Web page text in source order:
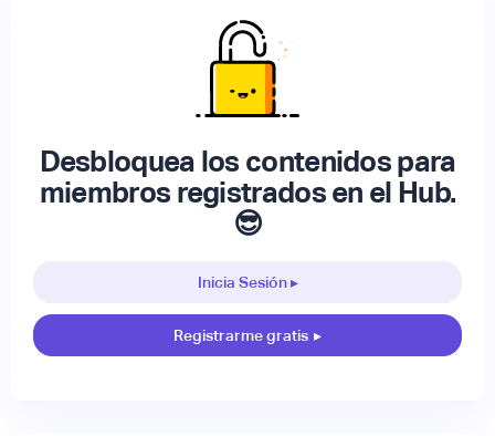
Desbloquea los contenidos para
miembros registrados en el Hub.
😎
Inicia Sesión ▸
Registrarme gratis ▸